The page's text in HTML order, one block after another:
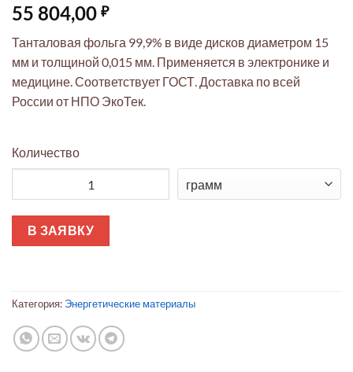
55 804,00 ₽
Танталовая фольга 99,9% в виде дисков диаметром 15
мм и толщиной 0,015 мм. Применяется в электронике и
медицине. Соответствует ГОСТ. Доставка по всей
России от НПО ЭкоТек.
Количество
В ЗАЯВКУ
Категория: Энергетические материалы